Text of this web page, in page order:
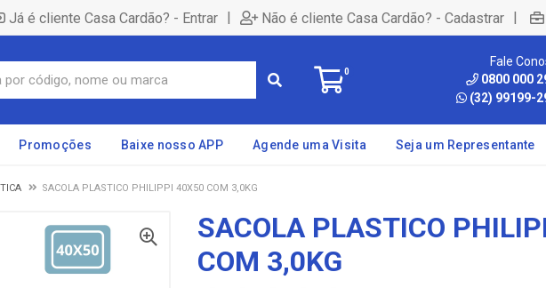
Já é cliente Casa Cardão? - Entrar | Não é cliente Casa Cardão? - Cadastrar |
0
Fale
0800 000
(32) 99199-
Promoções Baixe nosso APP Agende uma Visita Seja um Representante
SACOLA PLASTICO PHILIPPI 40X50 COM 3,0KG
SACOLA PLASTICO
COM 3,0KG